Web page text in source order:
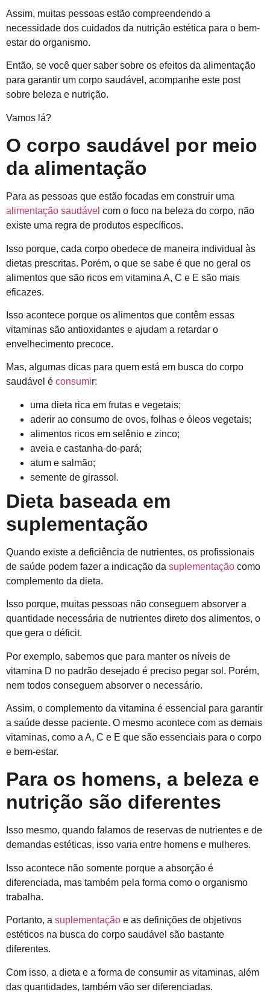
Assim, muitas pessoas estão compreendendo a
necessidade dos cuidados da nutrição estética para o bem-
estar do organismo.
Então, se você quer saber sobre os efeitos da alimentação
para garantir um corpo saudável, acompanhe este post
sobre beleza e nutrição.
Vamos lá?
O corpo saudável por meio
da alimentação
Para as pessoas que estão focadas em construir uma
alimentação saudável com o foco na beleza do corpo, não
existe uma regra de produtos específicos.
Isso porque, cada corpo obedece de maneira individual às
dietas prescritas. Porém, o que se sabe é que no geral os
alimentos que são ricos em vitamina A, C e E são mais
eficazes.
Isso acontece porque os alimentos que contêm essas
vitaminas são antioxidantes e ajudam a retardar o
envelhecimento precoce.
Mas, algumas dicas para quem está em busca do corpo
saudável é consumir:
uma dieta rica em frutas e vegetais;
aderir ao consumo de ovos, folhas e óleos vegetais;
alimentos ricos em selênio e zinco;
aveia e castanha-do-pará;
atum e salmão;
semente de girassol.
Dieta baseada em
suplementação
Quando existe a deficiência de nutrientes, os profissionais
de saúde podem fazer a indicação da suplementação como
complemento da dieta.
Isso porque, muitas pessoas não conseguem absorver a
quantidade necessária de nutrientes direto dos alimentos, o
que gera o déficit.
Por exemplo, sabemos que para manter os níveis de
vitamina D no padrão desejado é preciso pegar sol. Porém,
nem todos conseguem absorver o necessário.
Assim, o complemento da vitamina é essencial para garantir
a saúde desse paciente. O mesmo acontece com as demais
vitaminas, como a A, C e E que são essenciais para o corpo
e bem-estar.
Para os homens, a beleza e
nutrição são diferentes
Isso mesmo, quando falamos de reservas de nutrientes e de
demandas estéticas, isso varia entre homens e mulheres.
Isso acontece não somente porque a absorção é
diferenciada, mas também pela forma como o organismo
trabalha.
Portanto, a suplementação e as definições de objetivos
estéticos na busca do corpo saudável são bastante
diferentes.
Com isso, a dieta e a forma de consumir as vitaminas, além
das quantidades, também vão ser diferenciadas.